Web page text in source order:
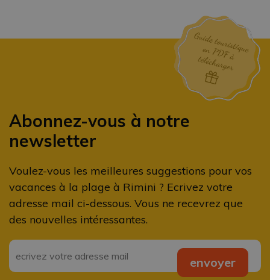
Abonnez-vous à notre
newsletter
Voulez-vous les meilleures suggestions pour vos
vacances à la plage à Rimini ? Ecrivez votre
adresse mail ci-dessous. Vous ne recevrez que
des nouvelles intéressantes.
Email
envoyer